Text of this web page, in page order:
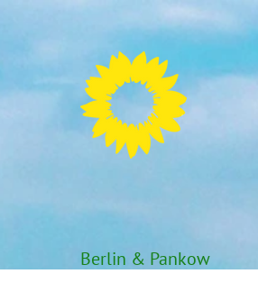
Berlin & Pankow